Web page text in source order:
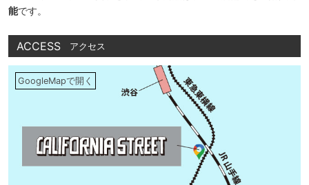
能です。
ACCESS アクセス
GoogleMapで開く